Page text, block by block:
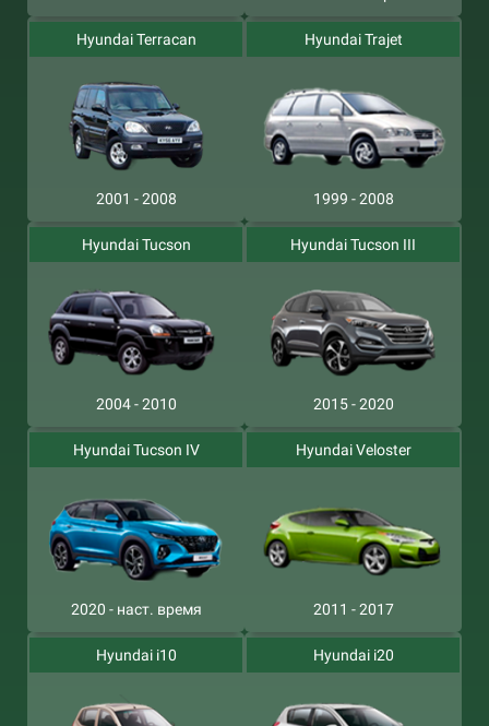
Hyundai Terracan
2001 - 2008
Hyundai Trajet
1999 - 2008
Hyundai Tucson
2004 - 2010
Hyundai Tucson III
2015 - 2020
Hyundai Tucson IV
2020 - наст. время
Hyundai Veloster
2011 - 2017
Hyundai i10 Hyundai i20